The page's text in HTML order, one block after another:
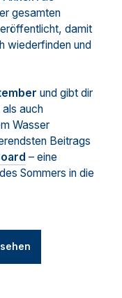
gesamten
damit
wiederfinden und
und gibt dir
auch
Wasser
Beitrags
– eine
Sommers in die